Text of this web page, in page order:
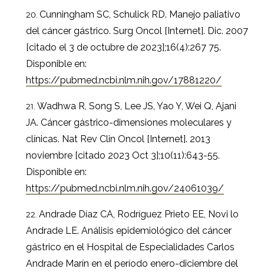
Cunningham SC, Schulick RD. Manejo paliativo
del cáncer gástrico. Surg Oncol [Internet]. Dic. 2007
[citado el 3 de octubre de 2023];16(4):267 75.
Disponible en:
https://pubmed.ncbi.nlm.nih.gov/17881220/
Wadhwa R, Song S, Lee JS, Yao Y, Wei Q, Ajani
JA. Cáncer gástrico-dimensiones moleculares y
clínicas. Nat Rev Clin Oncol [Internet]. 2013
noviembre [citado 2023 Oct 3];10(11):643-55.
Disponible en:
https://pubmed.ncbi.nlm.nih.gov/24061039/
Andrade Díaz CA, Rodríguez Prieto EE, Novi lo
Andrade LE. Análisis epidemiológico del cáncer
gástrico en el Hospital de Especialidades Carlos
Andrade Marín en el período enero-diciembre del